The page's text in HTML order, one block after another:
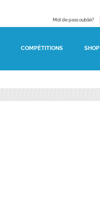
Mot de pass oublié?
COMPÉTITIONS SHOP